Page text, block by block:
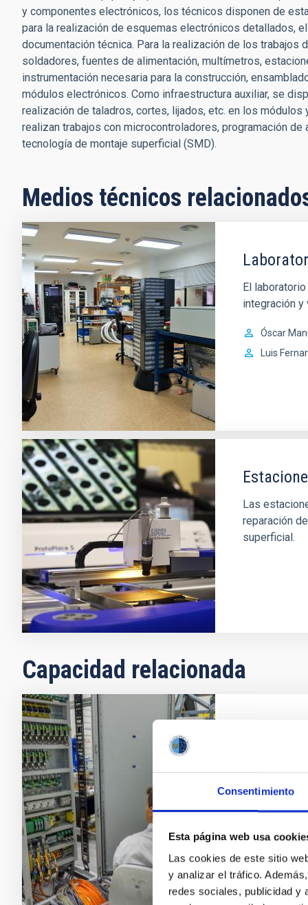
Consentimiento
Esta página web usa
Las cookies de este sitio
y analizar el tráfico.
redes sociales, publicidad y
y componentes electrónicos, los técnicos disponen de
para la realización de esquemas electrónicos detallados,
documentación técnica. Para la realización de los
soldadores, fuentes de alimentación, multímetros,
instrumentación necesaria para la construcción,
módulos electrónicos. Como infraestructura auxiliar, se
realización de taladros, cortes, lijados, etc. en los
realizan trabajos con microcontroladores, programación
tecnología de montaje superficial (SMD).
Medios técnicos
El
integración
Óscar
Luis
Las
reparación
superficial.
Capacidad relacionada
científica, el
desarrollo